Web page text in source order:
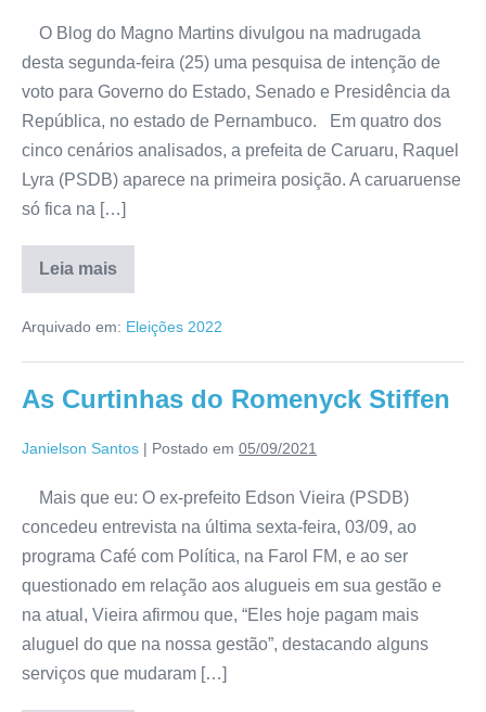
O Blog do Magno Martins divulgou na madrugada
desta segunda-feira (25) uma pesquisa de intenção de
voto para Governo do Estado, Senado e Presidência da
República, no estado de Pernambuco. Em quatro dos
cinco cenários analisados, a prefeita de Caruaru, Raquel
Lyra (PSDB) aparece na primeira posição. A caruaruense
só fica na […]
Leia mais
Arquivado em: Eleições 2022
As Curtinhas do Romenyck Stiffen
Janielson Santos | Postado em 05/09/2021
Mais que eu: O ex-prefeito Edson Vieira (PSDB)
concedeu entrevista na última sexta-feira, 03/09, ao
programa Café com Política, na Farol FM, e ao ser
questionado em relação aos alugueis em sua gestão e
na atual, Vieira afirmou que, “Eles hoje pagam mais
aluguel do que na nossa gestão”, destacando alguns
serviços que mudaram […]